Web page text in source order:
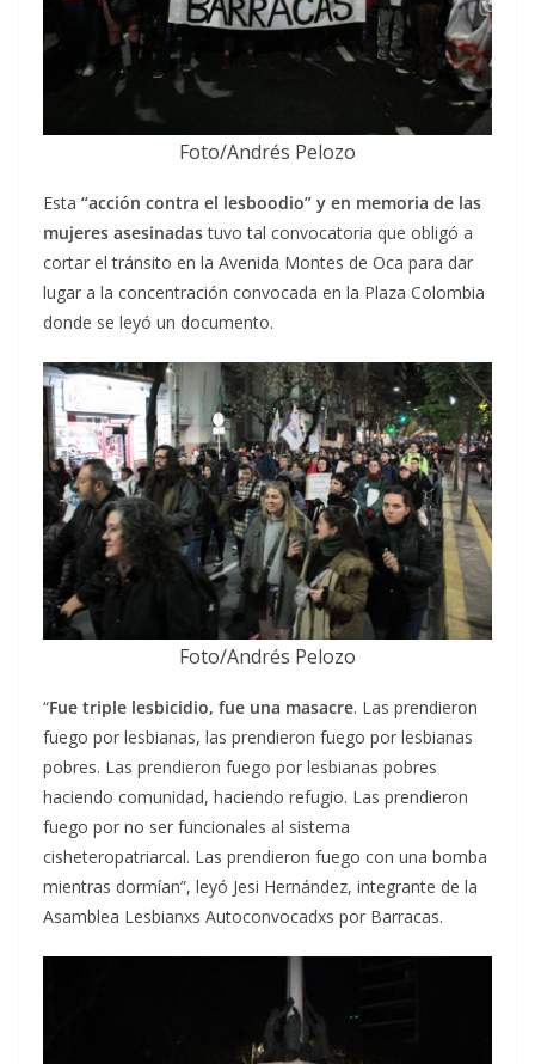
Foto/Andrés Pelozo
Esta “acción contra el lesboodio” y en memoria de las
mujeres asesinadastuvo tal convocatoria que obligó a
cortar el tránsito en la Avenida Montes de Oca para dar
lugar a la concentración convocada en la Plaza Colombia
donde se leyó un documento.
Foto/Andrés Pelozo
“Fue triple lesbicidio, fue una masacre. Las prendieron
fuego por lesbianas, las prendieron fuego por lesbianas
pobres. Las prendieron fuego por lesbianas pobres
haciendo comunidad, haciendo refugio. Las prendieron
fuego por no ser funcionales al sistema
cisheteropatriarcal. Las prendieron fuego con una bomba
mientras dormían”, leyó Jesi Hernández, integrante de la
Asamblea Lesbianxs Autoconvocadxs por Barracas.